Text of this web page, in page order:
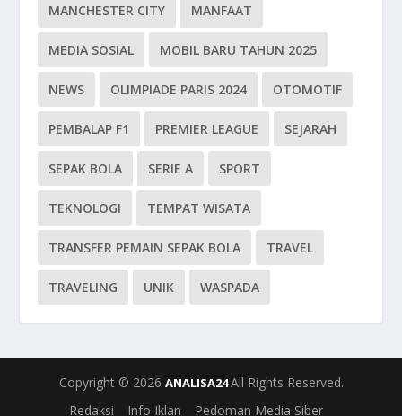
MANCHESTER CITY MANFAAT
MEDIA SOSIAL MOBIL BARU TAHUN 2025
NEWS OLIMPIADE PARIS 2024 OTOMOTIF
PEMBALAP F1 PREMIER LEAGUE SEJARAH
SEPAK BOLA SERIE A SPORT
TEKNOLOGI TEMPAT WISATA
TRANSFER PEMAIN SEPAK BOLA TRAVEL
TRAVELING UNIK WASPADA
Copyright © 2026 ANALISA24All Rights Reserved.
Redaksi
Info Iklan Pedoman Media Siber